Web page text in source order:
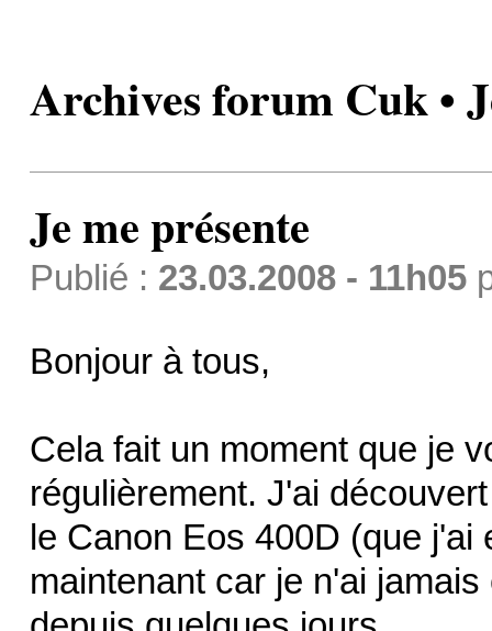
Archives forum Cuk •
Je me présente
Publié : 23.03.2008 - 11h05
Bonjour à tous,
Cela fait un moment que je
régulièrement. J'ai
le Canon Eos 400D (que
maintenant car je n'ai